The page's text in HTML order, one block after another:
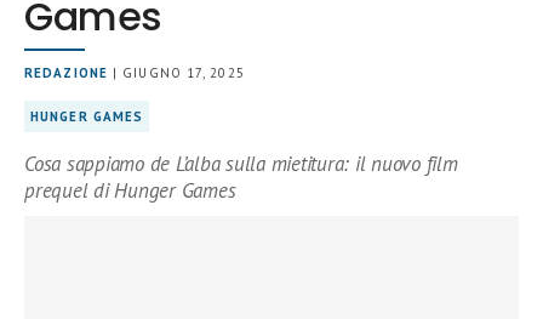
Games
REDAZIONE | GIUGNO 17, 2025
HUNGER GAMES
Cosa sappiamo de L’alba sulla mietitura: il nuovo film
prequel di Hunger Games